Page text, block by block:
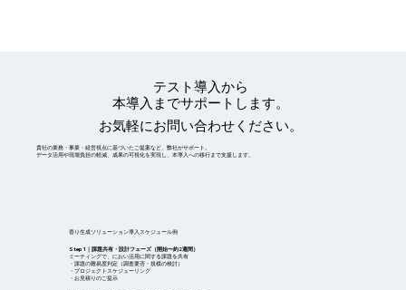
テスト導入から
本導入までサポートします。
お気軽にお問い合わせください。
貴社の業務・事業・経営視点に基づいたご提案など、弊社がサポート。
データ活用や現場負担の軽減、成果の可視化を実現し、本導入への移行まで支援します。
香り生成ソリューション導入スケジュール例
Step 1｜課題共有・設計フェーズ（開始〜約2週間）
ミーティングで、におい活用に関する課題を共有
・課題の難易度判定（調査要否・規模の検討）
・プロジェクトスケジューリング
・お見積りのご提示